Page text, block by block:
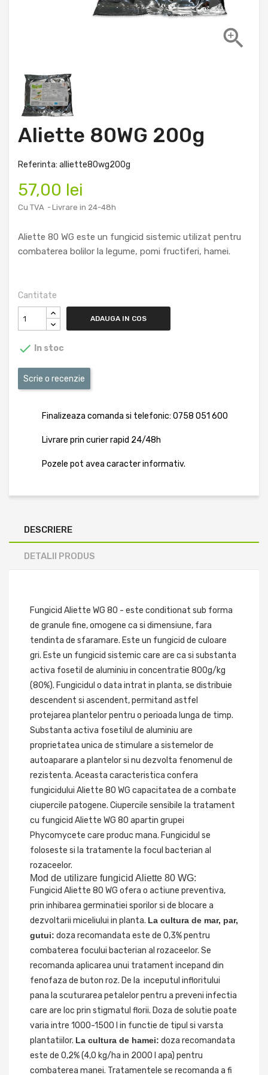

Aliette 80WG 200g
Referinta: alliette80wg200g
57,00 lei
Cu TVA Livrare in 24-48h
Aliette 80 WG este un fungicid sistemic utilizat pentru
combaterea bolilor la legume, pomi fructiferi, hamei.
Cantitate
ADAUGA IN COS
 In stoc
Scrie o recenzie
Finalizeaza comanda si telefonic: 0758 051 600
Livrare prin curier rapid 24/48h
Pozele pot avea caracter informativ.
DESCRIERE
DETALII PRODUS
Fungicid Aliette WG 80 - este conditionat sub forma
de granule fine, omogene ca si dimensiune, fara
tendinta de sfaramare. Este un fungicid de culoare
gri. Este un fungicid sistemic care are ca si substanta
activa fosetil de aluminiu in concentratie 800g/kg
(80%). Fungicidul o data intrat in planta, se distribuie
descendent si ascendent, permitand astfel
protejarea plantelor pentru o perioada lunga de timp.
Substanta activa fosetilul de aluminiu are
proprietatea unica de stimulare a sistemelor de
autoaparare a plantelor si nu dezvolta fenomenul de
rezistenta. Aceasta caracteristica confera
fungicidului Aliette 80 WG capacitatea de a combate
ciupercile patogene. Ciupercile sensibile la tratament
cu fungicid Aliette WG 80 apartin grupei
Phycomycete care produc mana. Fungicidul se
foloseste si la tratamente la focul bacterian al
rozaceelor.
Mod de utilizare fungicid Aliette 80 WG:
Fungicid Aliette 80 WG ofera o actiune preventiva,
prin inhibarea germinatiei sporilor si de blocare a
dezvoltarii miceliului in planta. La cultura de mar, par,
gutui: doza recomandata este de 0,3% pentru
combaterea focului bacterian al rozaceelor. Se
recomanda aplicarea unui tratament incepand din
fenofaza de buton roz. De la inceputul infloritului
pana la scuturarea petalelor pentru a preveni infectia
care are loc prin stigmatul florii. Doza de solutie poate
varia intre 1000-1500 l in functie de tipul si varsta
plantatiilor. La cultura de hamei: doza recomandata
este de 0,2% (4,0 kg/ha in 2000 l apa) pentru
combaterea manei. Tratamentele se recomanda a fi